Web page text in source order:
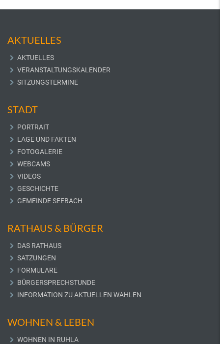
AKTUELLES
AKTUELLES
VERANSTALTUNGSKALENDER
SITZUNGSTERMINE
STADT
PORTRAIT
LAGE UND FAKTEN
FOTOGALERIE
WEBCAMS
VIDEOS
GESCHICHTE
GEMEINDE SEEBACH
RATHAUS & BÜRGER
DAS RATHAUS
SATZUNGEN
FORMULARE
BÜRGERSPRECHSTUNDE
INFORMATION ZU AKTUELLEN WAHLEN
WOHNEN & LEBEN
WOHNEN IN RUHLA